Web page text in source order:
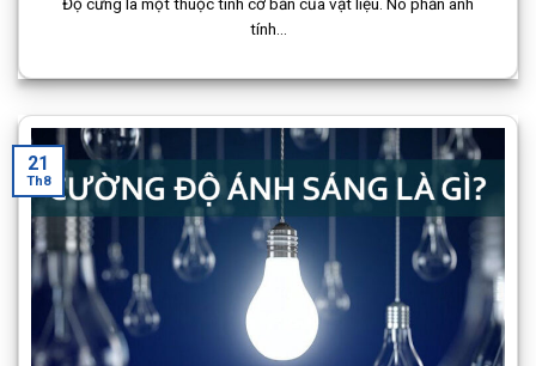
Độ cứng là một thuộc tính cơ bản của vật liệu. Nó phản ánh
tính...
21
Th8